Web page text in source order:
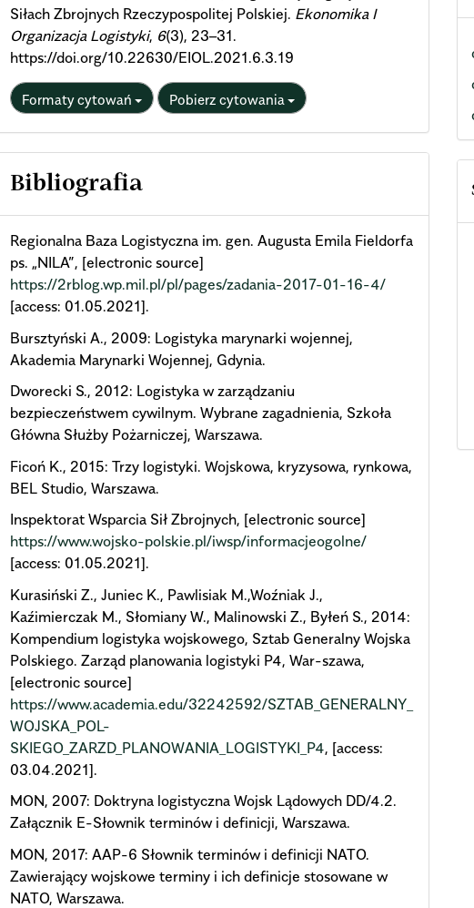
Siłach Zbrojnych Rzeczypospolitej Polskiej. Ekonomika I
Organizacja Logistyki, 6(3), 23–31.
https://doi.org/10.22630/EIOL.2021.6.3.19
Formaty cytowań Pobierz cytowania
Bibliografia
Regionalna Baza Logistyczna im. gen. Augusta Emila Fieldorfa
ps. „NILA”, [electronic source]
https://2rblog.wp.mil.pl/pl/pages/zadania-2017-01-16-4/
[access: 01.05.2021].
Bursztyński A., 2009: Logistyka marynarki wojennej,
Akademia Marynarki Wojennej, Gdynia.
Dworecki S., 2012: Logistyka w zarządzaniu
bezpieczeństwem cywilnym. Wybrane zagadnienia, Szkoła
Główna Służby Pożarniczej, Warszawa.
Ficoń K., 2015: Trzy logistyki. Wojskowa, kryzysowa, rynkowa,
BEL Studio, Warszawa.
Inspektorat Wsparcia Sił Zbrojnych, [electronic source]
https://www.wojsko-polskie.pl/iwsp/informacjeogolne/
[access: 01.05.2021].
Kurasiński Z., Juniec K., Pawlisiak M.,Woźniak J.,
Kaźimierczak M., Słomiany W., Malinowski Z., Byłeń S., 2014:
Kompendium logistyka wojskowego, Sztab Generalny Wojska
Polskiego. Zarząd planowania logistyki P4, War-szawa,
[electronic source]
https://www.academia.edu/32242592/SZTAB_GENERALNY_
WOJSKA_POL-
SKIEGO_ZARZD_PLANOWANIA_LOGISTYKI_P4, [access:
03.04.2021].
MON, 2007: Doktryna logistyczna Wojsk Lądowych DD/4.2.
Załącznik E-Słownik terminów i definicji, Warszawa.
MON, 2017: AAP-6 Słownik terminów i definicji NATO.
Zawierający wojskowe terminy i ich definicje stosowane w
NATO, Warszawa.